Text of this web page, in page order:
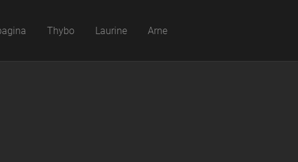
Thybo Laurine Arne